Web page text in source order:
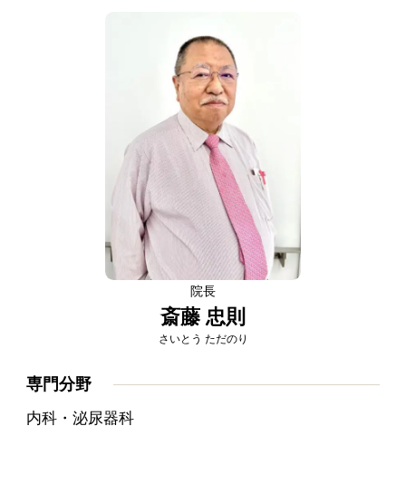
院長
斎藤 忠則
さいとう ただのり
専門分野
内科・泌尿器科